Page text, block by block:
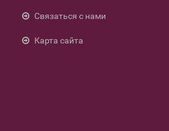
Связаться с нами
Карта сайта